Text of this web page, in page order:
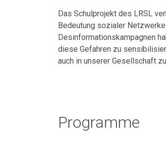
Das Schulprojekt des LRSL
Bedeutung sozialer
Desinformationskampagnen
diese Gefahren zu
auch in unserer Gesellschaft
Programme